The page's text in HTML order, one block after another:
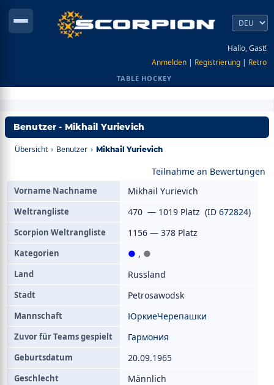
Hallo, Gast!
Anmelden | Registrierung | Retro
TABLE HOCKEY
Benutzer - Mikhail Yurievich
Übersicht › Benutzer › Mikhail Yurievich
Teilnahme an Bewertungen
Vorname Nachname Mikhail Yurievich
Weltrangliste 470 — 1019 Platz (ID 672824)
Scorpion Weltrangliste 1156 — 378 Platz
Kategorien ● , ●
Land Russland
Stadt Petrosawodsk
Mannschaft ЮркиеЧерепашки
Zuvor für Teams gespielt Гармония
Geburtsdatum 20.09.1965
Geschlecht Männlich